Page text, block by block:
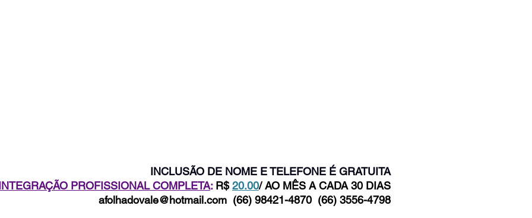
INCLUSÃO DE NOME E TELEFONE É GRATUITA
PROFISSIONAL COMPLETA:R$ 20.00/ AO MÊS A CADA 30 DIAS
afolhadovale@hotmail.com (66) 98421-4870 (66) 3556-4798